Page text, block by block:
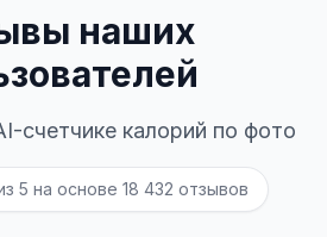
наших
счетчике калорий по фото
5 на основе 18 432 отзывов